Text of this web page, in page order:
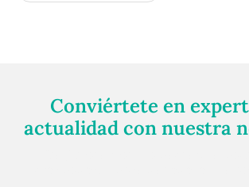
Conviértete en
actualidad con nuestra